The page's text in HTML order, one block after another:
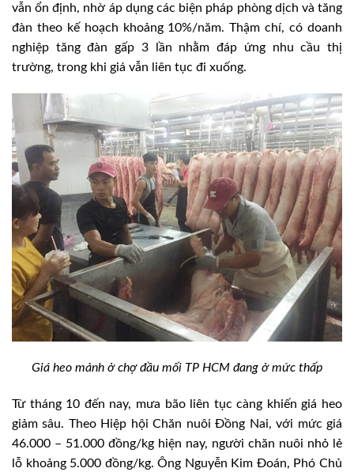
vẫn ổn định, nhờ áp dụng các biện pháp phòng dịch và tăng
đàn theo kế hoạch khoảng 10%/năm. Thậm chí, có doanh
nghiệp tăng đàn gấp 3 lần nhằm đáp ứng nhu cầu thị
trường, trong khi giá vẫn liên tục đi xuống.
Giá heo mảnh ở chợ đầu mối TP HCM đang ở mức thấp
Từ tháng 10 đến nay, mưa bão liên tục càng khiến giá heo
giảm sâu. Theo Hiệp hội Chăn nuôi Đồng Nai, với mức giá
46.000 – 51.000 đồng/kg hiện nay, người chăn nuôi nhỏ lẻ
lỗ khoảng 5.000 đồng/kg. Ông Nguyễn Kim Đoán, Phó Chủ